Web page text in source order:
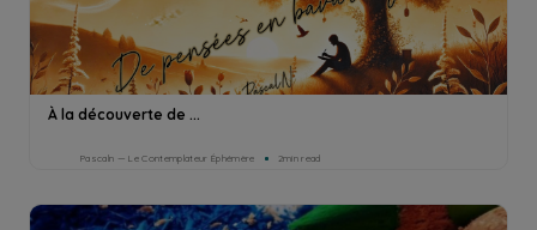
À la découverte de ...
Pascaln — Le Contemplateur Éphémère 2min read